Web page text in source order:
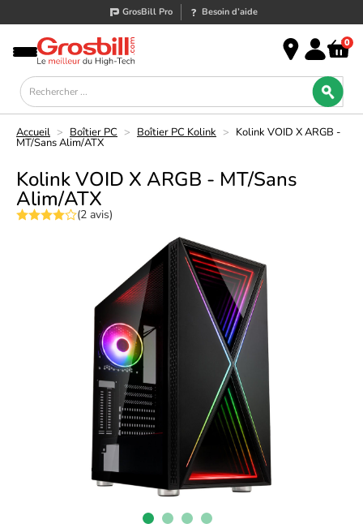
GrosBill Pro Besoin d’aide
0
Accueil > Boîtier PC > Boîtier PC Kolink > Kolink VOID X ARGB -
MT/Sans Alim/ATX
Kolink VOID X ARGB - MT/Sans
Alim/ATX
(2 avis)